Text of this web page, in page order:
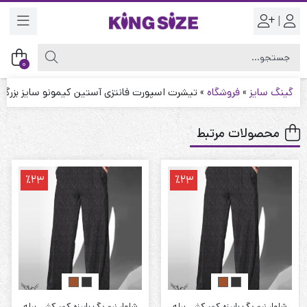
|
0
گینگ سایز »فروشگاه »تیشرت اسپورت فانتزی آستین کیمونو سایز بزرگ
محصولات مرتبط
٪23 ٪23